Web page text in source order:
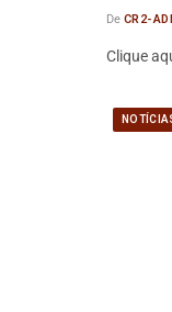
De CR2-
Clique